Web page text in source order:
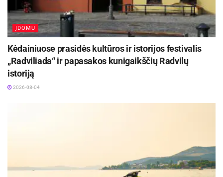
ĮDOMU
Kėdainiuose prasidės kultūros ir istorijos festivalis
„Radviliada“ ir papasakos kunigaikščių Radvilų
istoriją
2026-08-04